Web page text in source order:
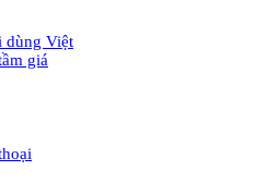
dùng Việt
giá